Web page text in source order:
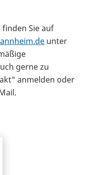
Sie auf
unter
gerne zu
anmelden oder